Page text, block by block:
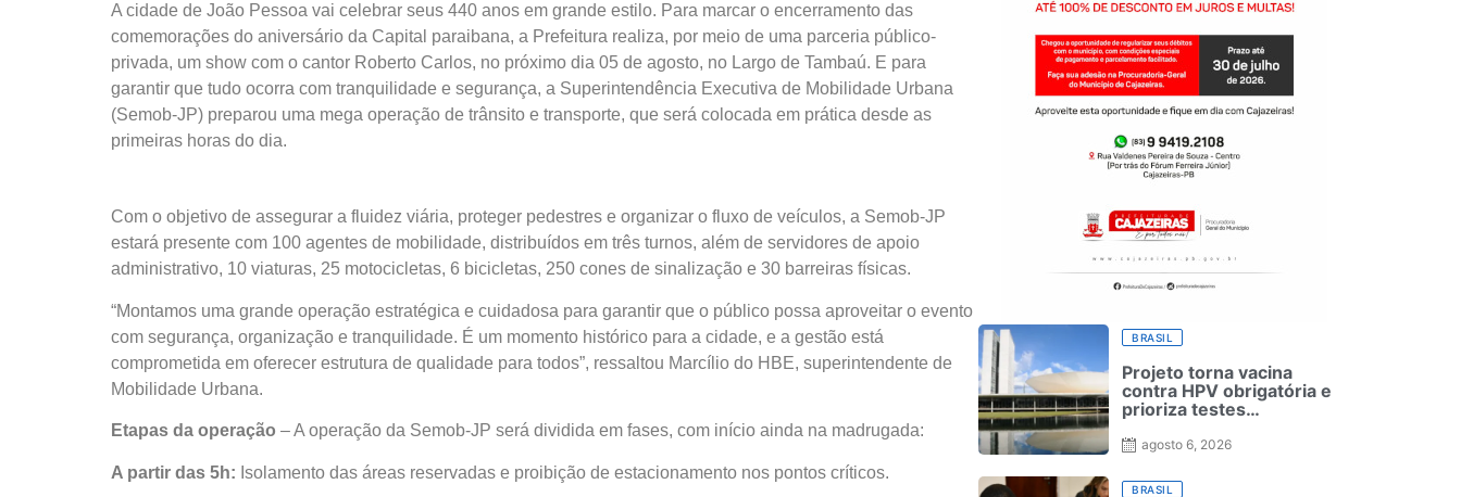
A cidade de João Pessoa vai celebrar seus 440 anos em grande estilo. Para marcar o encerramento das
comemorações do aniversário da Capital paraibana, a Prefeitura realiza, por meio de uma parceria público-
privada, um show com o cantor Roberto Carlos, no próximo dia 05 de agosto, no Largo de Tambaú. E para
garantir que tudo ocorra com tranquilidade e segurança, a Superintendência Executiva de Mobilidade Urbana
(Semob-JP) preparou uma mega operação de trânsito e transporte, que será colocada em prática desde as
primeiras horas do dia.
Com o objetivo de assegurar a fluidez viária, proteger pedestres e organizar o fluxo de veículos, a Semob-JP
estará presente com 100 agentes de mobilidade, distribuídos em três turnos, além de servidores de apoio
administrativo, 10 viaturas, 25 motocicletas, 6 bicicletas, 250 cones de sinalização e 30 barreiras físicas.
“Montamos uma grande operação estratégica e cuidadosa para garantir que o público possa aproveitar o evento
com segurança, organização e tranquilidade. É um momento histórico para a cidade, e a gestão está
comprometida em oferecer estrutura de qualidade para todos”, ressaltou Marcílio do HBE, superintendente de
Mobilidade Urbana.
Etapas da operação – A operação da Semob-JP será dividida em fases, com início ainda na madrugada:
A partir das 5h: Isolamento das áreas reservadas e proibição de estacionamento nos pontos críticos.
BRASIL
Projeto torna vacina
contra HPV obrigatória e
prioriza testes
de colo do útero
agosto 6, 2026
BRASIL